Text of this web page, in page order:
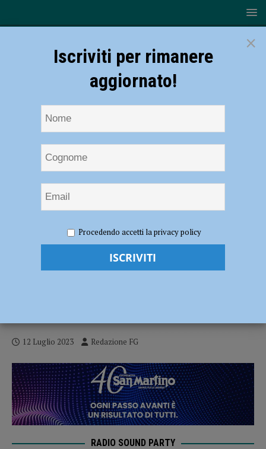
centrodestra: “Amministrazione Tarasconi, sempre più la giunta di
cemento e propaganda”
Consiglio comunale, il centrodestra:
12 Luglio 2023 Redazione FG
RADIO SOUND PARTY
×
Iscriviti per rimanere
aggiornato!
Procedendo accetti la privacy policy